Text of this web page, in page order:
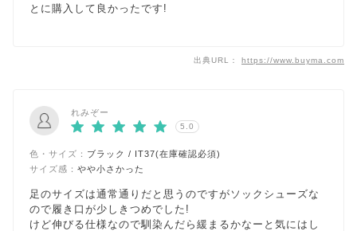
とに購入して良かったです!
出典URL： https://www.buyma.com
れみぞー
5.0
色・サイズ： ブラック / IT37(在庫確認必須)
サイズ感： やや小さかった
足のサイズは通常通りだと思うのですがソックシューズな
ので履き口が少しきつめでした!
けど伸びる仕様なので馴染んだら緩まるかなーと気にはし